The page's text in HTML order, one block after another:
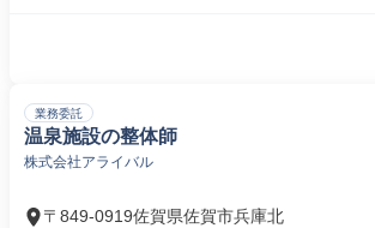
業務委託
温泉施設の整体師
株式会社アライバル
〒849-0919佐賀県佐賀市兵庫北